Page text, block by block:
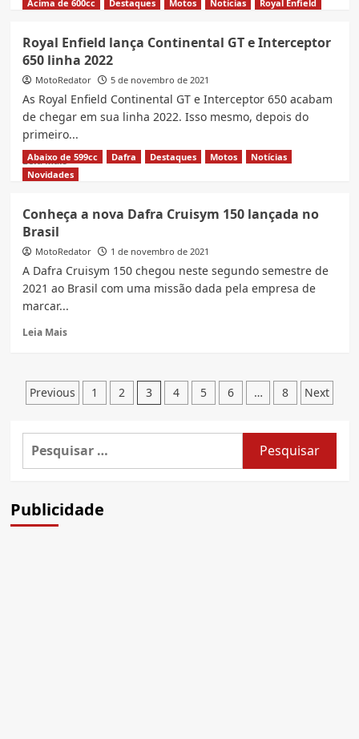
Yamaha
MT
10
mais
cairia
bem
no
Brasil?
Acima de 600cc Destaques Motos Notícias Royal Enfield
Royal Enfield lança Continental GT e Interceptor
650 linha 2022
MotoRedator 5 de novembro de 2021
As Royal Enfield Continental GT e Interceptor 650 acabam
de chegar em sua linha 2022. Isso mesmo, depois do
primeiro...
Leia MaisRead
more
Enfield
Continental
GT
Interceptor
650
Abaixo de 599cc Dafra Destaques Motos
Notícias
Novidades
Conheça a nova Dafra Cruisym 150 lançada no
Brasil
MotoRedator 1 de novembro de 2021
A Dafra Cruisym 150 chegou neste segundo semestre de
2021 ao Brasil com uma missão dada pela empresa de
marcar...
Leia MaisRead
a
nova
Cruisym
150
lançada
Paginação
posts
Previous 1 2 3 4 5 6 … 8 Next
Pesquisar
por:
Publicidade